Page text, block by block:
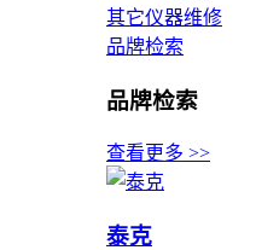
其它仪器维修
品牌检索
品牌检索
查看更多 >>
泰克